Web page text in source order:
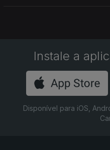
Instale a
Disponível para iOS,